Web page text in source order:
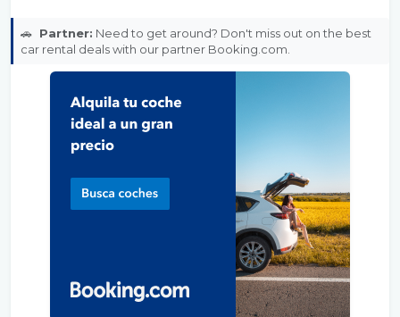
🚗 Partner: Need to get around? Don't miss out on the best
car rental deals with our partner Booking.com.